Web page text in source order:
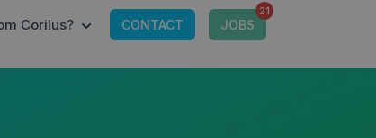
TOOLS
FOR IT-OMGEVING
Corilus? SHOW SUBMENU FOR WAAROM CORILUS?
CONTACT JOBS
21